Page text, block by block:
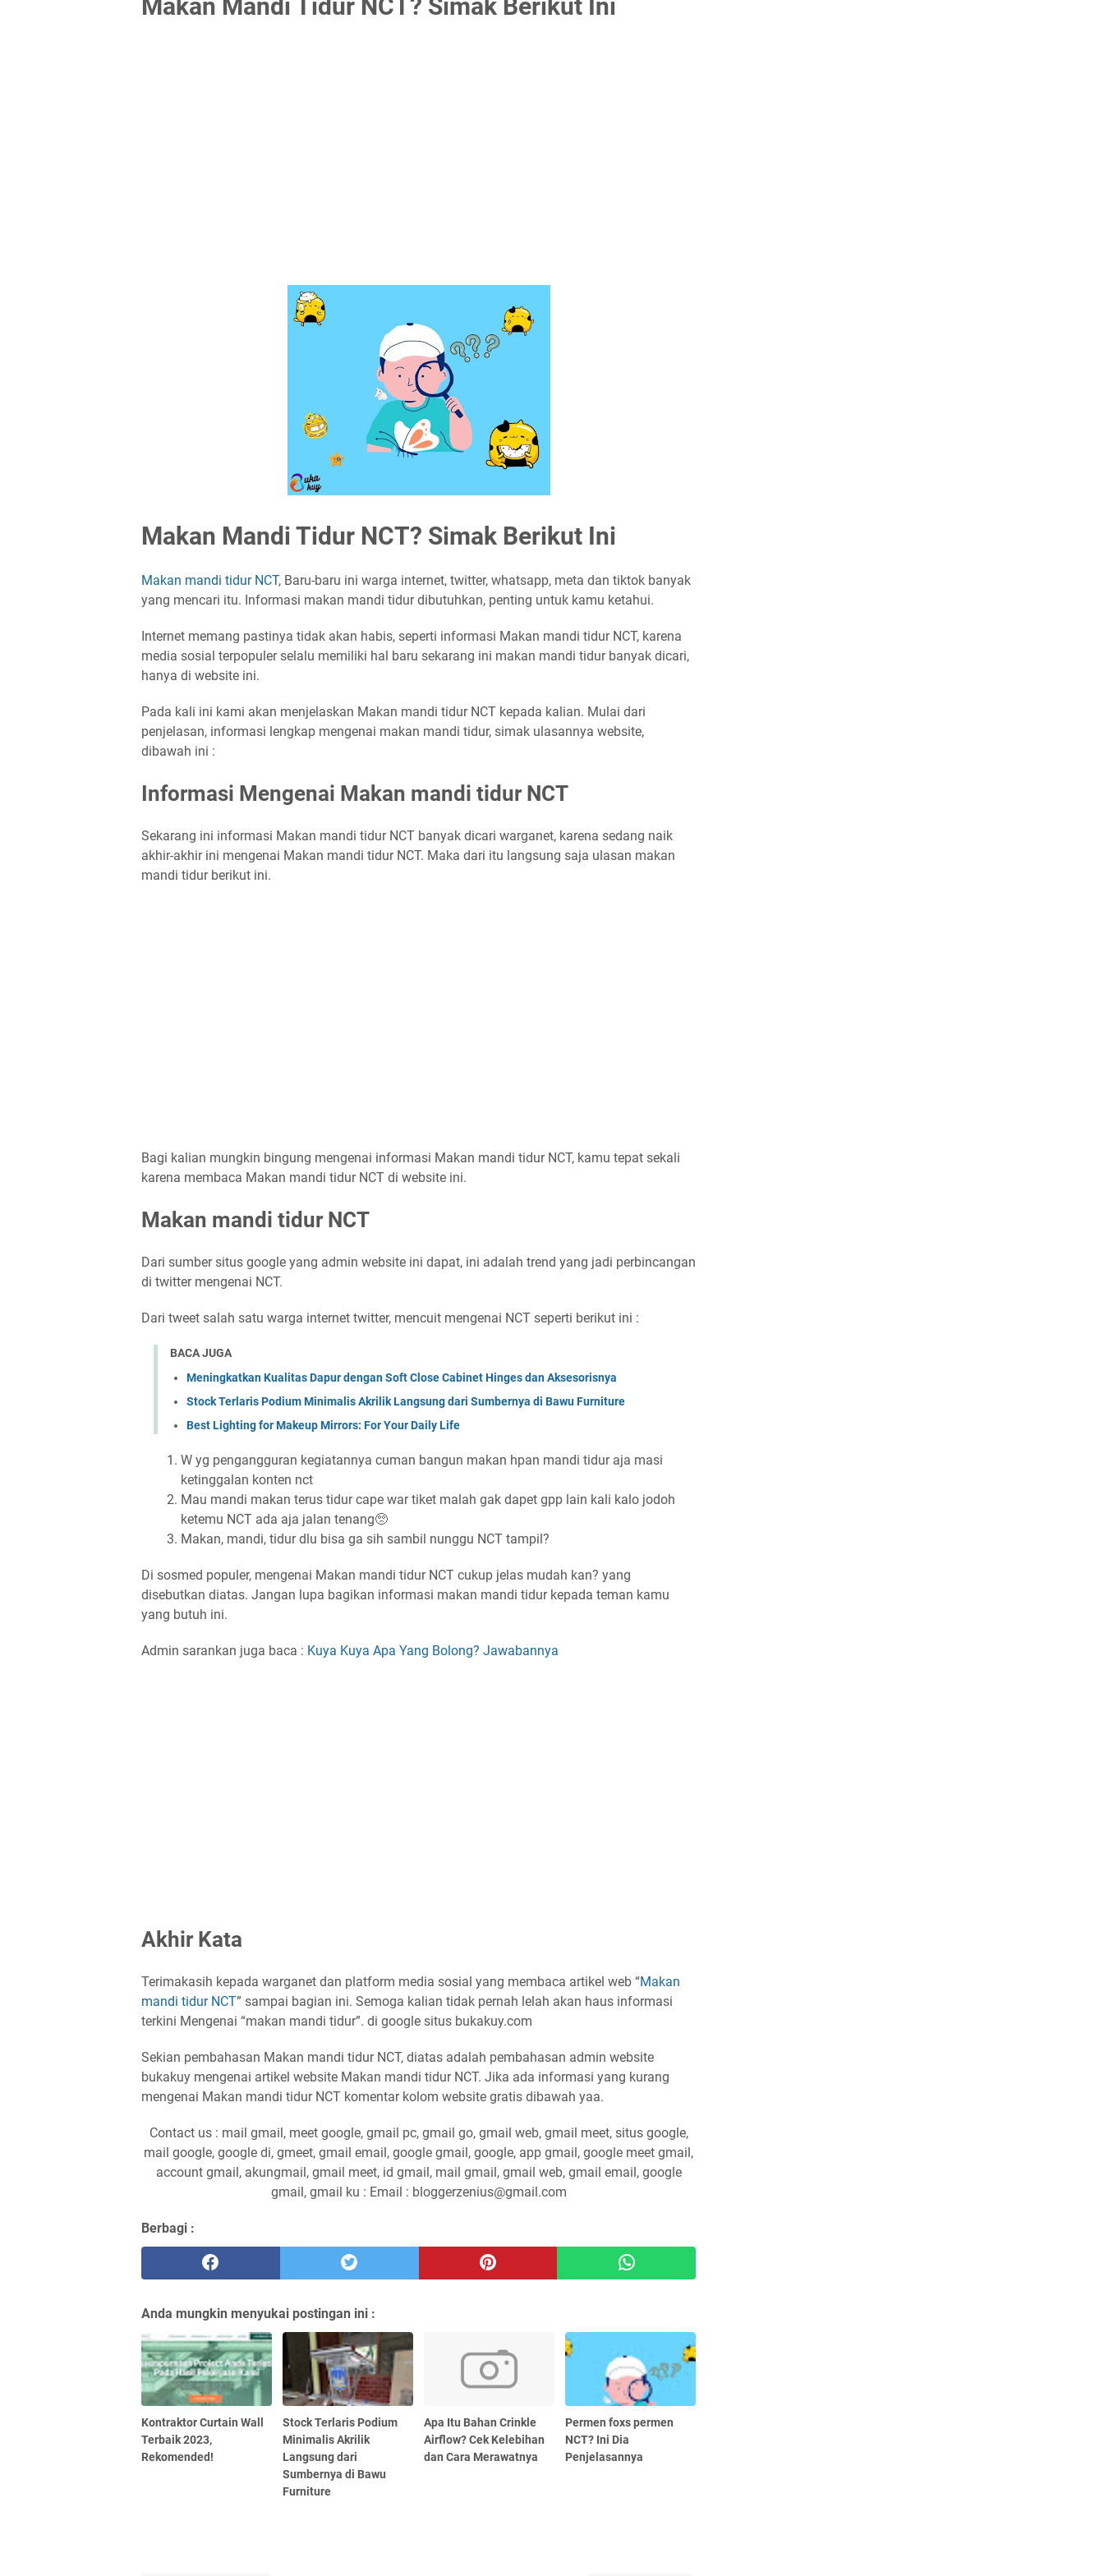
Makan Mandi Tidur NCT? Simak Berikut Ini
Makan Mandi Tidur NCT? Simak Berikut Ini
Makan mandi tidur NCT, Baru-baru ini warga internet, twitter, whatsapp, meta dan tiktok banyak
yang mencari itu. Informasi makan mandi tidur dibutuhkan, penting untuk kamu ketahui.
Internet memang pastinya tidak akan habis, seperti informasi Makan mandi tidur NCT, karena
media sosial terpopuler selalu memiliki hal baru sekarang ini makan mandi tidur banyak dicari,
hanya di website ini.
Pada kali ini kami akan menjelaskan Makan mandi tidur NCT kepada kalian. Mulai dari
penjelasan, informasi lengkap mengenai makan mandi tidur, simak ulasannya website,
dibawah ini :
Informasi Mengenai Makan mandi tidur NCT
Sekarang ini informasi Makan mandi tidur NCT banyak dicari warganet, karena sedang naik
akhir-akhir ini mengenai Makan mandi tidur NCT. Maka dari itu langsung saja ulasan makan
mandi tidur berikut ini.
Bagi kalian mungkin bingung mengenai informasi Makan mandi tidur NCT, kamu tepat sekali
karena membaca Makan mandi tidur NCT di website ini.
Makan mandi tidur NCT
Dari sumber situs google yang admin website ini dapat, ini adalah trend yang jadi perbincangan
di twitter mengenai NCT.
Dari tweet salah satu warga internet twitter, mencuit mengenai NCT seperti berikut ini :
BACA JUGA
Meningkatkan Kualitas Dapur dengan Soft Close Cabinet Hinges dan Aksesorisnya
Stock Terlaris Podium Minimalis Akrilik Langsung dari Sumbernya di Bawu Furniture
Best Lighting for Makeup Mirrors: For Your Daily Life
W yg pengangguran kegiatannya cuman bangun makan hpan mandi tidur aja masi
ketinggalan konten nct
Mau mandi makan terus tidur cape war tiket malah gak dapet gpp lain kali kalo jodoh
ketemu NCT ada aja jalan tenang🥺
Makan, mandi, tidur dlu bisa ga sih sambil nunggu NCT tampil?
Di sosmed populer, mengenai Makan mandi tidur NCT cukup jelas mudah kan? yang
disebutkan diatas. Jangan lupa bagikan informasi makan mandi tidur kepada teman kamu
yang butuh ini.
Admin sarankan juga baca : Kuya Kuya Apa Yang Bolong? Jawabannya
Akhir Kata
Terimakasih kepada warganet dan platform media sosial yang membaca artikel web “Makan
mandi tidur NCT” sampai bagian ini. Semoga kalian tidak pernah lelah akan haus informasi
terkini Mengenai “makan mandi tidur”. di google situs bukakuy.com
Sekian pembahasan Makan mandi tidur NCT, diatas adalah pembahasan admin website
bukakuy mengenai artikel website Makan mandi tidur NCT. Jika ada informasi yang kurang
mengenai Makan mandi tidur NCT komentar kolom website gratis dibawah yaa.
Contact us : mail gmail, meet google, gmail pc, gmail go, gmail web, gmail meet, situs google,
mail google, google di, gmeet, gmail email, google gmail, google, app gmail, google meet gmail,
account gmail, akungmail, gmail meet, id gmail, mail gmail, gmail web, gmail email, google
gmail, gmail ku : Email : bloggerzenius@gmail.com
Berbagi :
Anda mungkin menyukai postingan ini :
Kontraktor Curtain Wall
Terbaik 2023,
Rekomended!
Stock Terlaris Podium
Minimalis Akrilik
Langsung dari
Sumbernya di Bawu
Furniture
Apa Itu Bahan Crinkle
Airflow? Cek Kelebihan
dan Cara Merawatnya
Permen foxs permen
NCT? Ini Dia
Penjelasannya